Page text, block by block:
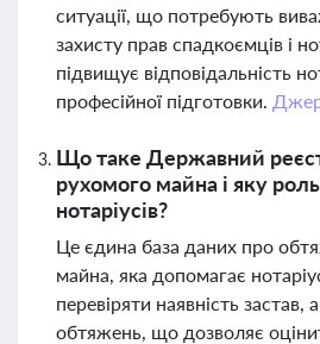
ситуації, що потребують
захисту прав спадкоємців і
підвищує відповідальність
професійної підготовки.
Що таке Державний
рухомого майна і яку роль
нотаріусів?
Це єдина база даних про
майна, яка допомагає
перевіряти наявність застав,
обтяжень, що дозволяє